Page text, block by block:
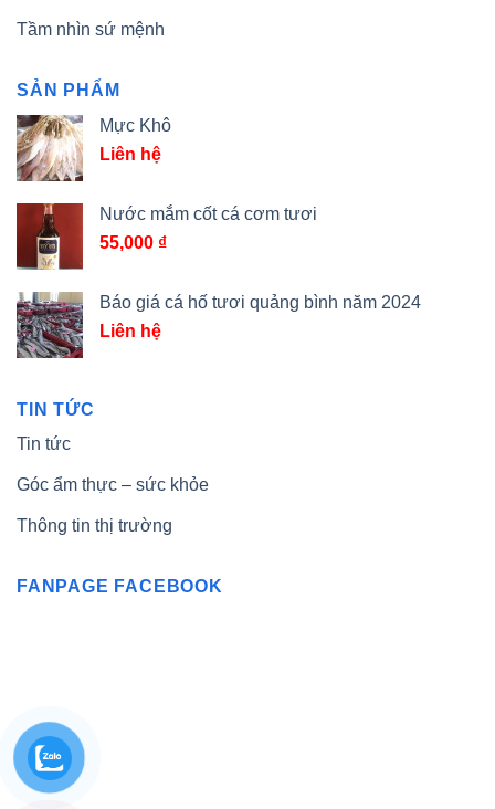
Tầm nhìn sứ mệnh
SẢN PHẨM
Mực Khô
Liên hệ
Nước mắm cốt cá cơm tươi
55,000 ₫
Báo giá cá hố tươi quảng bình năm 2024
Liên hệ
TIN TỨC
Tin tức
Góc ẩm thực – sức khỏe
Thông tin thị trường
FANPAGE FACEBOOK